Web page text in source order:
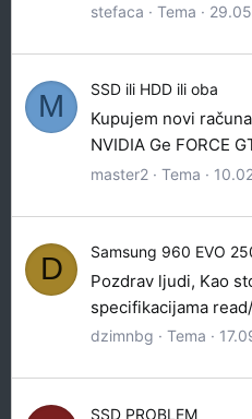
stefaca Tema
M SSD ili HDD ili oba
Kupujem novi
NVIDIA Ge FORCE
master2 Tema
D Samsung 960 EVO
Pozdrav ljudi, Kao
specifikacijama
dzimnbg Tema
SSD PROBLEM